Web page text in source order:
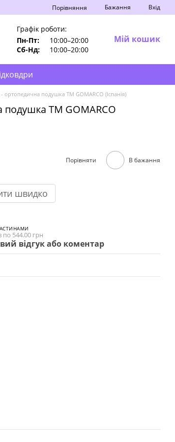
Порівняння Бажання Вхід
Графік роботи:
Пн-Пт:
10:00–20:00
Сб-Нд:
10:00–20:00
Мій кошик
- ортопедична подушка ТМ GOMARCO (Іспанія)
подушка ТМ GOMARCO
Порівняти В бажання
швидко
по 544.00 грн
відгук або коментар